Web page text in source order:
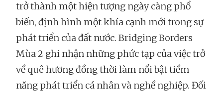
trở thành một hiện tượng ngày càng phổ
biến, định hình một khía cạnh mới trong sự
phát triển của đất nước. Bridging Borders
Mùa 2 ghi nhận những phức tạp của việc trở
về quê hương đồng thời làm nổi bật tiềm
năng phát triển cá nhân và nghề nghiệp. Đối